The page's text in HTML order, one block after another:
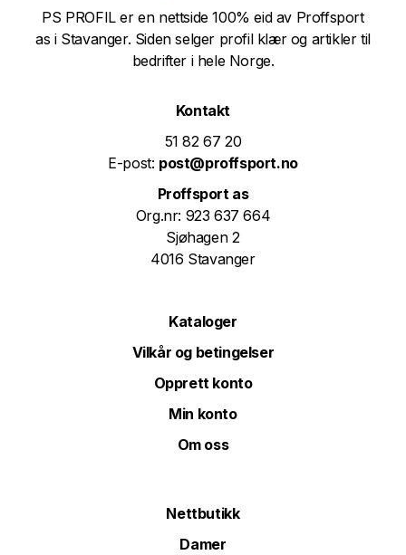
PS PROFIL er en nettside 100% eid av Proffsport
as i Stavanger. Siden selger profil klær og artikler til
bedrifter i hele Norge.
Kontakt
51 82 67 20
E-post: post@proffsport.no
Proffsport as
Org.nr: 923 637 664
Sjøhagen 2
4016 Stavanger
Kataloger
Vilkår og betingelser
Opprett konto
Min konto
Om oss
Nettbutikk
Damer